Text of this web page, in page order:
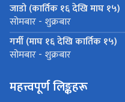
जाडो (कार्तिक १६ देखि माघ १५)
सोमबार - शुक्रबार
गर्मी (माघ १६ देखि कार्तिक १५)
सोमबार - शुक्रबार
महत्त्वपूर्ण लिङ्कहरू